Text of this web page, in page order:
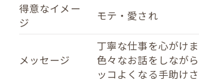
得意なイメー
ジ
モテ・愛され
メッセージ
丁寧な仕事を心がけま
色々なお話をしなが
ッコよくなる手助け